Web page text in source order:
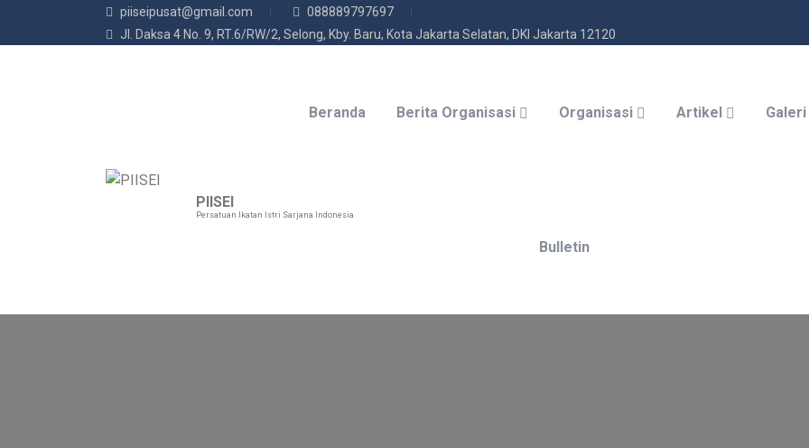
piiseipusat@gmail.com
088889797697
Jl. Daksa 4 No. 9, RT.6/RW/2, Selong, Kby. Baru, Kota Jakarta Selatan, DKI Jakarta 12120
Beranda Berita Organisasi Organisasi Artikel Galeri
Bulletin